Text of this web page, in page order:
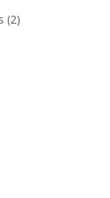
(2)